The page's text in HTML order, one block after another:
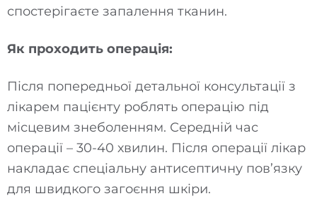
спостерігаєте запалення тканин.
Як проходить операція:
Після попередньої детальної консультації з
лікарем пацієнту роблять операцію під
місцевим знеболенням. Середній час
операції – 30-40 хвилин. Після операції лікар
накладає спеціальну антисептичну пов’язку
для швидкого загоєння шкіри.